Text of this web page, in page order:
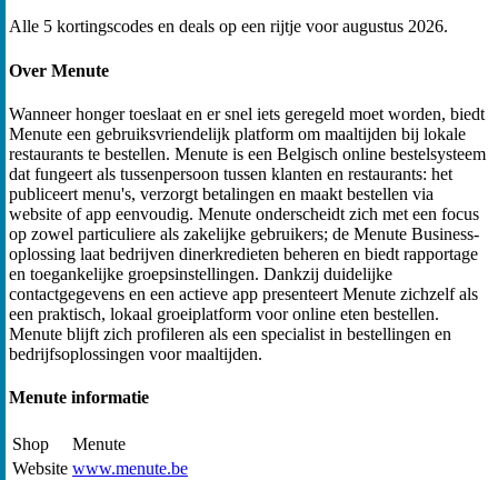
Alle 5 kortingscodes en deals op een rijtje voor augustus 2026.
Over Menute
Wanneer honger toeslaat en er snel iets geregeld moet worden, biedt
Menute een gebruiksvriendelijk platform om maaltijden bij lokale
restaurants te bestellen. Menute is een Belgisch online bestelsysteem
dat fungeert als tussenpersoon tussen klanten en restaurants: het
publiceert menu's, verzorgt betalingen en maakt bestellen via
website of app eenvoudig. Menute onderscheidt zich met een focus
op zowel particuliere als zakelijke gebruikers; de Menute Business-
oplossing laat bedrijven dinerkredieten beheren en biedt rapportage
en toegankelijke groepsinstellingen. Dankzij duidelijke
contactgegevens en een actieve app presenteert Menute zichzelf als
een praktisch, lokaal groeiplatform voor online eten bestellen.
Menute blijft zich profileren als een specialist in bestellingen en
bedrijfsoplossingen voor maaltijden.
Menute informatie
Shop
Menute
Website www.menute.be